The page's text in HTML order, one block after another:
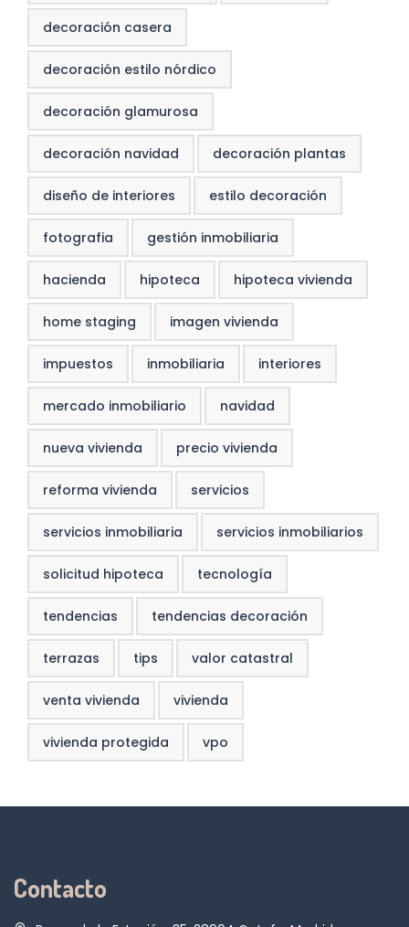
decoración casera
decoración estilo nórdico
decoración glamurosa
decoración navidad decoración plantas
diseño de interiores estilo decoración
fotografia gestión inmobiliaria
hacienda hipoteca hipoteca vivienda
home staging imagen vivienda
impuestos inmobiliaria interiores
mercado inmobiliario navidad
nueva vivienda precio vivienda
reforma vivienda servicios
servicios inmobiliaria servicios inmobiliarios
solicitud hipoteca tecnología
tendencias tendencias decoración
terrazas tips valor catastral
venta vivienda vivienda
vivienda protegida vpo
Contacto